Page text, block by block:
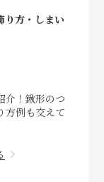
り方・しまい
介！鍬形のつ
方例も交えて